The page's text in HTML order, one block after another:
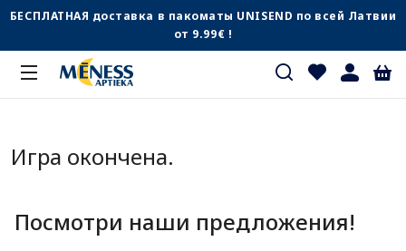
БЕСПЛАТНАЯ доставка в пакоматы UNISEND по всей Латвии
от 9.99€ !
Игра окончена.
Посмотри наши предложения!